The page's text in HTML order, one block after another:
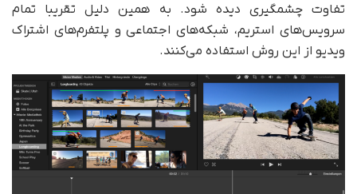
تفاوت چشمگیری دیده شود. به همین دلیل تقریبا تمام
سرویس‌های استریم، شبکه‌های اجتماعی و پلتفرم‌های اشتراک
ویدیو از این روش استفاده می‌کنند.